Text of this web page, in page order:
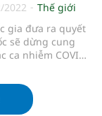
2022
Thế giới
gia đưa ra quyết
sẽ dừng cung
ca nhiễm COVID-
kết thúc